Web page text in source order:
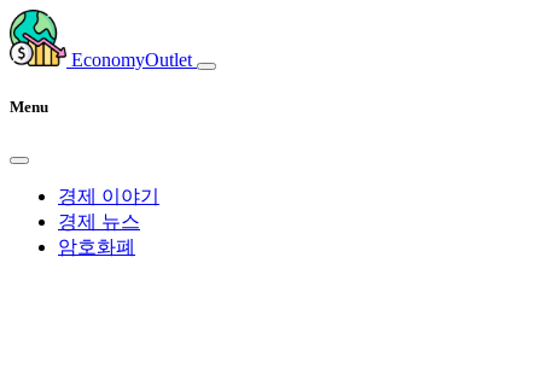
EconomyOutlet
Menu
경제 이야기
경제 뉴스
암호화폐